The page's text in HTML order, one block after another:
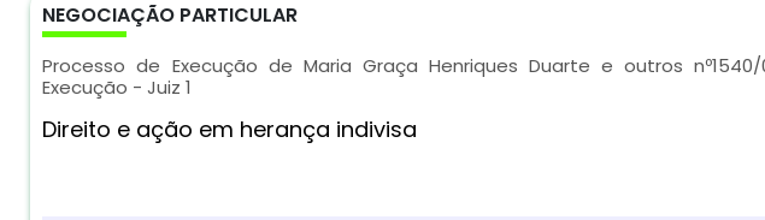
NEGOCIAÇÃO PARTICULAR
Processo de Execução de Maria Graça Henriques Duarte e outros nº1540/
Execução - Juiz 1
Direito e ação em herança indivisa